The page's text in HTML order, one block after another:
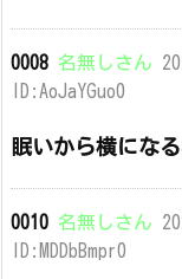
0008 名無しさん
ID:AoJaYGuo0
眠いから横にな
0010 名無しさん
ID:MDDbBmpr0